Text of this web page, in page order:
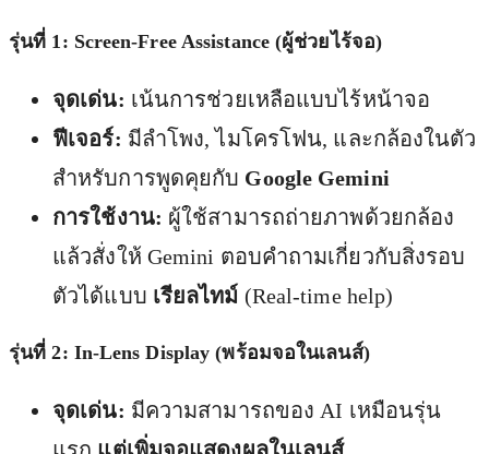
รุ่นที่ 1: Screen-Free Assistance (ผู้ช่วยไร้จอ)
จุดเด่น: เน้นการช่วยเหลือแบบไร้หน้าจอ
ฟีเจอร์: มีลำโพง, ไมโครโฟน, และกล้องในตัว
สำหรับการพูดคุยกับ Google Gemini
การใช้งาน: ผู้ใช้สามารถถ่ายภาพด้วยกล้อง
แล้วสั่งให้ Gemini ตอบคำถามเกี่ยวกับสิ่งรอบ
ตัวได้แบบ เรียลไทม์ (Real-time help)
รุ่นที่ 2: In-Lens Display (พร้อมจอในเลนส์)
จุดเด่น: มีความสามารถของ AI เหมือนรุ่น